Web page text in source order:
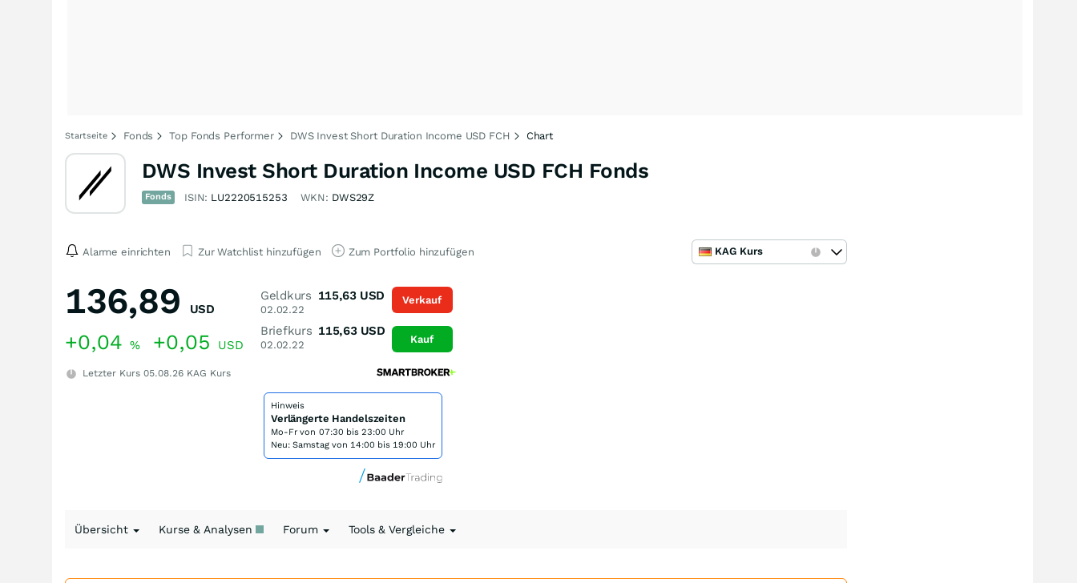
Startseite Fonds Top Fonds Performer DWS Invest Short Duration Income USD FCH Chart
DWS Invest Short Duration Income USD FCH Fonds
Fonds ISIN: LU2220515253 WKN: DWS29Z
Alarme einrichten Zur Watchlist hinzufügen Zum Portfolio hinzufügen KAG Kurs
136,89 USD
+0,04 % +0,05 USD
Letzter Kurs 05.08.26 KAG Kurs
Geldkurs
02.02.22
115,63 USD
Briefkurs
02.02.22
115,63 USD
Verkauf
Kauf
Hinweis
Verlängerte Handelszeiten
Mo-Fr von 07:30 bis 23:00 Uhr
Neu: Samstag von 14:00 bis 19:00 Uhr
Übersicht Kurse & Analysen Forum Tools & Vergleiche